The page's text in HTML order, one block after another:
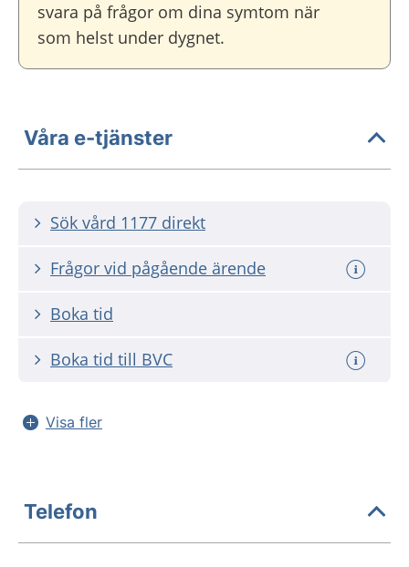
svara på frågor om dina symtom när
som helst under dygnet.
Våra e-tjänster
Sök vård 1177 direkt
Frågor vid pågående ärende
Boka tid
Boka tid till BVC
Visa fler
Telefon